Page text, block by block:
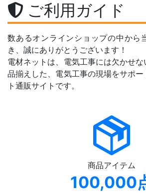
ご利用ガイド
数あるオンラインショップの中から
き、誠にありがとうございます！
電材ネットは、電気工事には欠かせ
品揃えした、電気工事の現場をサポ
ト通販サイトです。
商品アイテム
100,000